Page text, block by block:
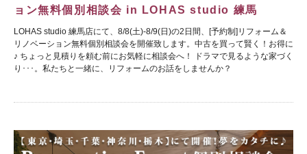
ョン無料個別相談会 in LOHAS studio 練馬
LOHAS studio 練馬店にて、8/8(土)-8/9(日)の2日間、[予約制]リフォーム＆
リノベーション無料個別相談会を開催致します。中古を買って賢く！お得に
♪ ちょっと見積りを頼む前にお気軽に相談会へ！ ドラマで見るような家づく
り･･･。私たちと一緒に、リフォームのお話をしませんか？